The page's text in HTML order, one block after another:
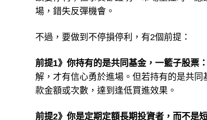
該要停利；但事實卻證明，市場重挫時，
前提1》你持有的是共同基金，一籃子股票
解，才有信心勇於進場。但若持有的是共同